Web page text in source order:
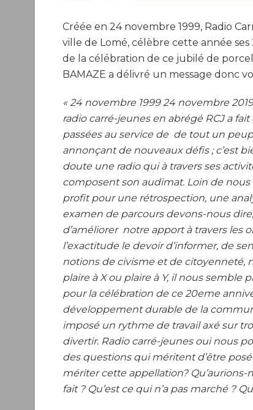
Créée en 24 novembre 1999, Radio
ville de Lomé, célèbre cette année ses
de la célébration de ce jubilé de
BAMAZE a délivré un message donc
« 24 novembre 1999 24 novembre
radio carré-jeunes en abrégé RCJ a
passées au service de de tout un
annonçant de nouveaux défis ; c’est
doute une radio qui à travers ses
composent son audimat. Loin de nous
profit pour une rétrospection, une
examen de parcours devons-nous
d’améliorer notre apport à travers les
l’exactitude le devoir d’informer, de
notions de civisme et de citoyenneté,
plaire à X ou plaire à Y, il nous
pour la célébration de ce 20eme
développement durable de la
imposé un rythme de travail axé sur
divertir. Radio carré-jeunes oui nous
des questions qui méritent d’être
mériter cette appellation?
fait ? Qu’est ce qui n’a pas marché ?